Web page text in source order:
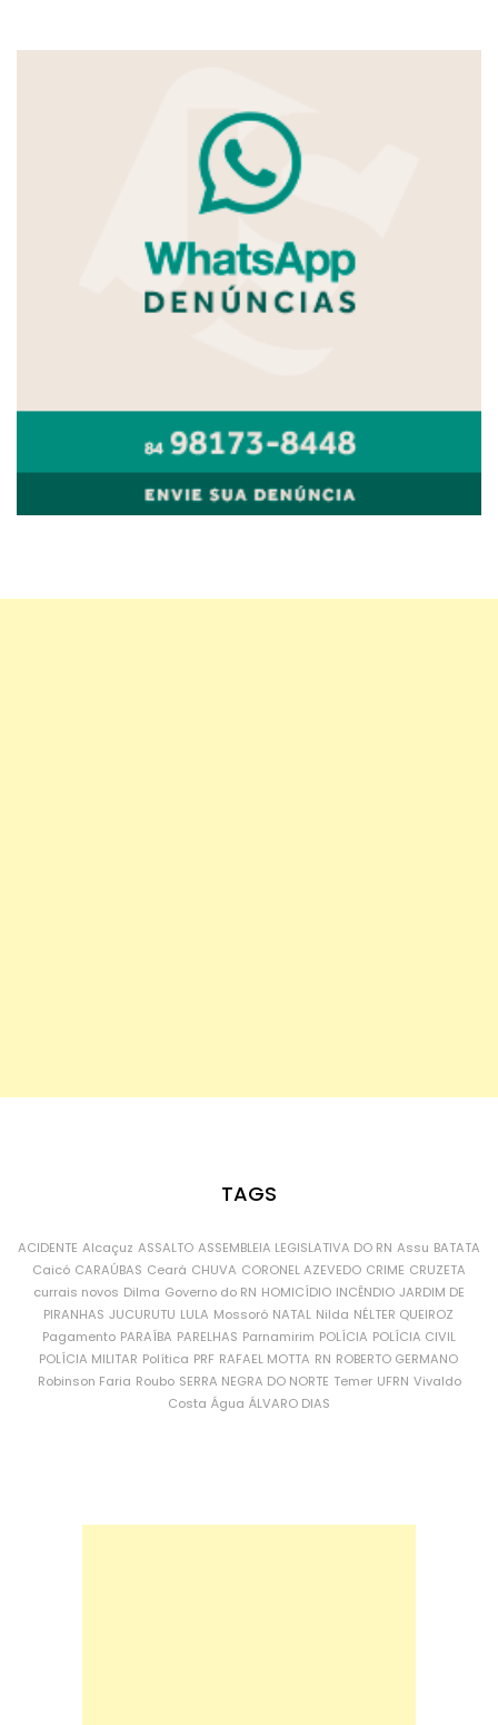
TAGS
ACIDENTE Alcaçuz ASSALTO ASSEMBLEIA LEGISLATIVA DO RN Assu BATATA
Caicó CARAÚBAS Ceará CHUVA CORONEL AZEVEDO CRIME CRUZETA
currais novos Dilma Governo do RN HOMICÍDIO INCÊNDIO JARDIM DE
PIRANHAS JUCURUTU LULA Mossoró NATAL Nilda NÉLTER QUEIROZ
Pagamento PARAÍBA PARELHAS Parnamirim POLÍCIA POLÍCIA CIVIL
POLÍCIA MILITAR Política PRF RAFAEL MOTTA RN ROBERTO GERMANO
Robinson Faria Roubo SERRA NEGRA DO NORTE Temer UFRN Vivaldo
Costa Água ÁLVARO DIAS